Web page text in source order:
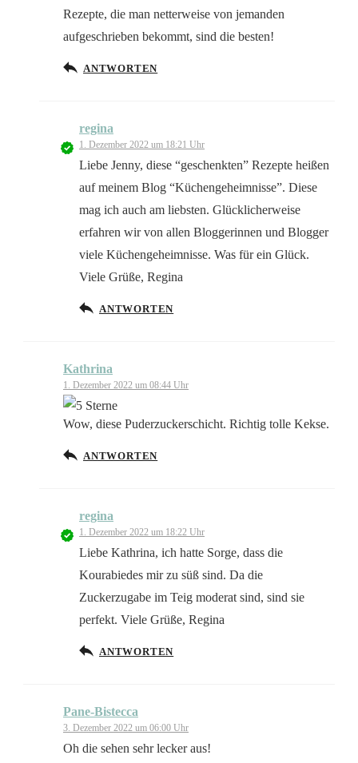
Rezepte, die man netterweise von jemanden
aufgeschrieben bekommt, sind die besten!
ANTWORTEN
regina
1. Dezember 2022 um 18:21 Uhr
Liebe Jenny, diese “geschenkten” Rezepte heißen
auf meinem Blog “Küchengeheimnisse”. Diese
mag ich auch am liebsten. Glücklicherweise
erfahren wir von allen Bloggerinnen und Blogger
viele Küchengeheimnisse. Was für ein Glück.
Viele Grüße, Regina
ANTWORTEN
Kathrina
1. Dezember 2022 um 08:44 Uhr
Wow, diese Puderzuckerschicht. Richtig tolle Kekse.
ANTWORTEN
regina
1. Dezember 2022 um 18:22 Uhr
Liebe Kathrina, ich hatte Sorge, dass die
Kourabiedes mir zu süß sind. Da die
Zuckerzugabe im Teig moderat sind, sind sie
perfekt. Viele Grüße, Regina
ANTWORTEN
Pane-Bistecca
3. Dezember 2022 um 06:00 Uhr
Oh die sehen sehr lecker aus!